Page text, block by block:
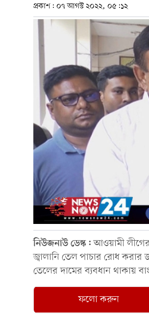
প্রকাশ: ০৭ আগস্ট ২০২২, ০৫:১২
নিউজনাউ ডেস্ক:আওয়ামী
জ্বালানি তেল পাচার রোধ করার
তেলের দামের ব্যবধান থাকায়
ফলো করুন